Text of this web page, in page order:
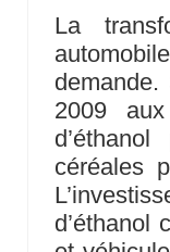
La
2009
céréales
d’éthanol